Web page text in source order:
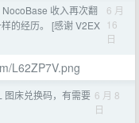
NocoBase 收入再次翻
的经历。 [感谢 V2EX
6 月
16
日
L62ZP7V.png
图床兑换码，有需要 6 月 8
日